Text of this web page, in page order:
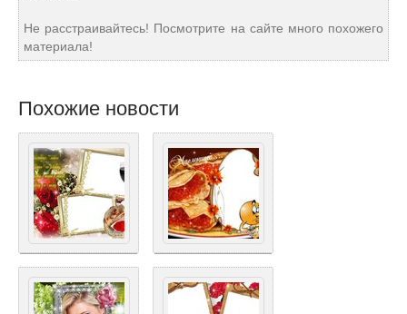
Не расстраивайтесь! Посмотрите на сайте много похожего
материала!
Похожие новости